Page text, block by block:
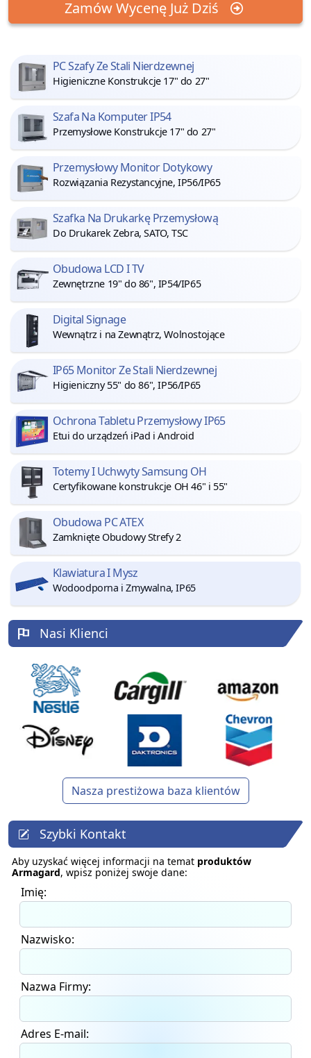
Zamów Wycenę Już Dziś
PC Szafy Ze Stali Nierdzewnej
Higieniczne Konstrukcje 17" do 27"
Szafa Na Komputer IP54
Przemysłowe Konstrukcje 17" do 27"
Przemysłowy Monitor Dotykowy
Rozwiązania Rezystancyjne, IP56/IP65
Szafka Na Drukarkę Przemysłową
Do Drukarek Zebra, SATO, TSC
Obudowa LCD I TV
Zewnętrzne 19" do 86", IP54/IP65
Digital Signage
Wewnątrz i na Zewnątrz, Wolnostojące
IP65 Monitor Ze Stali Nierdzewnej
Higieniczny 55" do 86", IP56/IP65
Ochrona Tabletu Przemysłowy IP65
Etui do urządzeń iPad i Android
Totemy I Uchwyty Samsung OH
Certyfikowane konstrukcje OH 46" i 55"
Obudowa PC ATEX
Zamknięte Obudowy Strefy 2
Klawiatura I Mysz
Wodoodporna i Zmywalna, IP65
Nasi Klienci
Nasza prestiżowa baza klientów
Szybki Kontakt
Aby uzyskać więcej informacji na temat produktów
Armagard, wpisz poniżej swoje dane:
Imię:
Nazwisko:
Nazwa Firmy:
Adres E-mail: